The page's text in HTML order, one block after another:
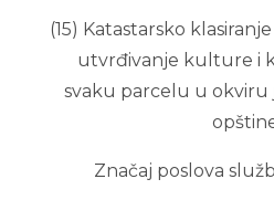
(15) Katastarsko
utvrđivanje kulture i
svaku parcelu u okviru
Značaj poslova